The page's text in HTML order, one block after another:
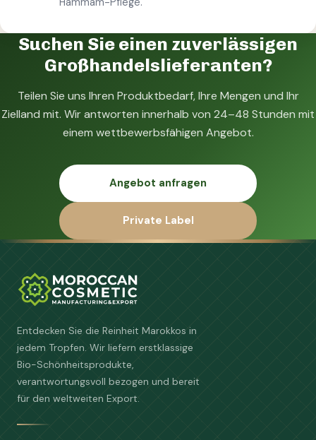
Suchen Sie einen zuverlässigen
Großhandelslieferanten?
Teilen Sie uns Ihren Produktbedarf, Ihre Mengen und Ihr
Zielland mit. Wir antworten innerhalb von 24–48 Stunden mit
einem wettbewerbsfähigen Angebot.
Angebot anfragen
Private Label
Entdecken Sie die Reinheit Marokkos in
jedem Tropfen. Wir liefern erstklassige
Bio-Schönheitsprodukte,
verantwortungsvoll bezogen und bereit
für den weltweiten Export.